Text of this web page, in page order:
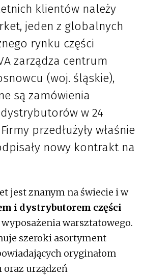
klientów należy
jeden z globalnych
rynku części
zarządza centrum
(woj. śląskie),
są zamówienia
w 24
przedłużyły właśnie
nowy kontrakt na
jest znanym na świecie i w
i dystrybutorem części
warsztatowego.
szeroki asortyment
oryginałom
oraz urządzeń